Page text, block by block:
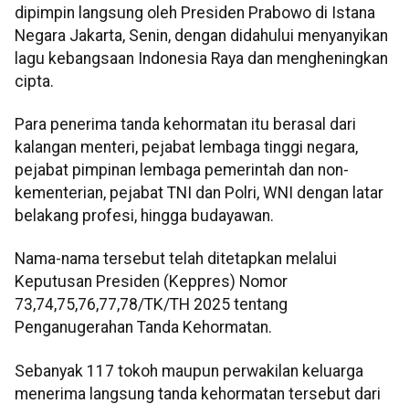
dipimpin langsung oleh Presiden Prabowo di Istana
Negara Jakarta, Senin, dengan didahului menyanyikan
lagu kebangsaan Indonesia Raya dan mengheningkan
cipta.
Para penerima tanda kehormatan itu berasal dari
kalangan menteri, pejabat lembaga tinggi negara,
pejabat pimpinan lembaga pemerintah dan non-
kementerian, pejabat TNI dan Polri, WNI dengan latar
belakang profesi, hingga budayawan.
Nama-nama tersebut telah ditetapkan melalui
Keputusan Presiden (Keppres) Nomor
73,74,75,76,77,78/TK/TH 2025 tentang
Penganugerahan Tanda Kehormatan.
Sebanyak 117 tokoh maupun perwakilan keluarga
menerima langsung tanda kehormatan tersebut dari